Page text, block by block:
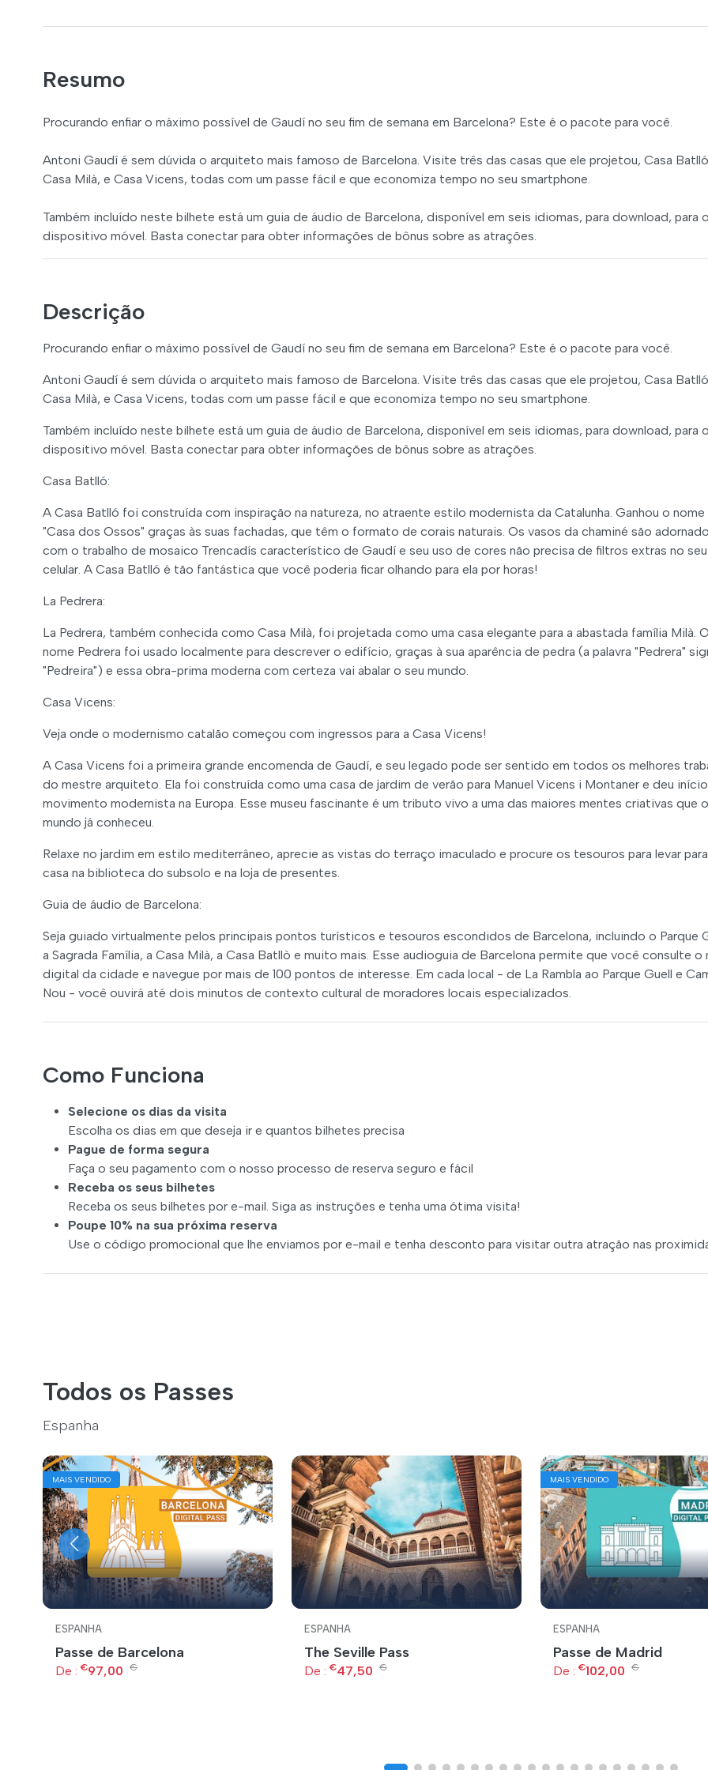
Resumo
Procurando enfiar o máximo possível de Gaudí no seu fim de semana em Barcelona? Este é o pacote para você.
Antoni Gaudí é sem dúvida o arquiteto mais famoso de Barcelona. Visite três das casas que ele projetou, Casa
Casa Milà, e Casa Vicens, todas com um passe fácil e que economiza tempo no seu smartphone.
Também incluído neste bilhete está um guia de áudio de Barcelona, disponível em seis idiomas, para download, para
dispositivo móvel. Basta conectar para obter informações de bônus sobre as atrações.
Descrição
Procurando enfiar o máximo possível de Gaudí no seu fim de semana em Barcelona? Este é o pacote para você.
Antoni Gaudí é sem dúvida o arquiteto mais famoso de Barcelona. Visite três das casas que ele projetou, Casa
Casa Milà, e Casa Vicens, todas com um passe fácil e que economiza tempo no seu smartphone.
Também incluído neste bilhete está um guia de áudio de Barcelona, disponível em seis idiomas, para download, para
dispositivo móvel. Basta conectar para obter informações de bônus sobre as atrações.
Casa Batlló:
A Casa Batlló foi construída com inspiração na natureza, no atraente estilo modernista da Catalunha. Ganhou o nome
"Casa dos Ossos" graças às suas fachadas, que têm o formato de corais naturais. Os vasos da chaminé são
com o trabalho de mosaico Trencadís característico de Gaudí e seu uso de cores não precisa de filtros extras no seu
celular. A Casa Batlló é tão fantástica que você poderia ficar olhando para ela por horas!
La Pedrera:
La Pedrera, também conhecida como Casa Milà, foi projetada como uma casa elegante para a abastada família Milà. O
nome Pedrera foi usado localmente para descrever o edifício, graças à sua aparência de pedra (a palavra "Pedrera"
"Pedreira") e essa obra-prima moderna com certeza vai abalar o seu mundo.
Casa Vicens:
Veja onde o modernismo catalão começou com ingressos para a Casa Vicens!
A Casa Vicens foi a primeira grande encomenda de Gaudí, e seu legado pode ser sentido em todos os melhores
do mestre arquiteto. Ela foi construída como uma casa de jardim de verão para Manuel Vicens i Montaner e deu
movimento modernista na Europa. Esse museu fascinante é um tributo vivo a uma das maiores mentes criativas que o
mundo já conheceu.
Relaxe no jardim em estilo mediterrâneo, aprecie as vistas do terraço imaculado e procure os tesouros para levar para
casa na biblioteca do subsolo e na loja de presentes.
Guia de áudio de Barcelona:
Seja guiado virtualmente pelos principais pontos turísticos e tesouros escondidos de Barcelona, incluindo o Parque
a Sagrada Família, a Casa Milà, a Casa Batllò e muito mais. Esse audioguia de Barcelona permite que você consulte o
digital da cidade e navegue por mais de 100 pontos de interesse. Em cada local - de La Rambla ao Parque Guell e
Nou - você ouvirá até dois minutos de contexto cultural de moradores locais especializados.
Como Funciona
Selecione os dias da visita
Escolha os dias em que deseja ir e quantos bilhetes precisa
Pague de forma segura
Faça o seu pagamento com o nosso processo de reserva seguro e fácil
Receba os seus bilhetes
Receba os seus bilhetes por e-mail. Siga as instruções e tenha uma ótima visita!
Poupe 10% na sua próxima reserva
Use o código promocional que lhe enviamos por e-mail e tenha desconto para visitar outra atração nas
Todos os Passes
Espanha
MAIS VENDIDO
ESPANHA
Passe de Barcelona
De : €97,00 €
ESPANHA
The Seville Pass
De : €47,50 €
MAIS VENDIDO
ESPANHA
Passe de Madrid
De : €102,00 €